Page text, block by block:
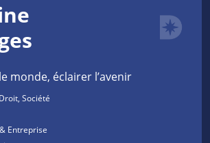
monde, éclairer l’avenir
Société
Entreprise